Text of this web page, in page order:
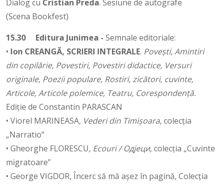
Dialog cu Cristian Preda. Sesiune de autografe
(Scena Bookfest)
15.30
Editura Junimea - Semnale editoriale:
• Ion CREANGĂ, SCRIERI INTEGRALE. Povești, Amintiri
din copilărie, Povestiri, Povestiri didactice, Versuri
originale, Poezii populare, Rostiri, zicători, cuvinte,
Articole, Articole polemice, Teatru, Corespondență.
Ediție de Constantin PARASCAN
• Viorel MARINEASA, Vederi din Timișoara, colecția
„Narratio”
• Gheorghe FLORESCU, Ecouri / Одјеци,colecția „Cuvinte
migratoare”
• George VIGDOR, Încerc să mă așez în pagină, Colecția